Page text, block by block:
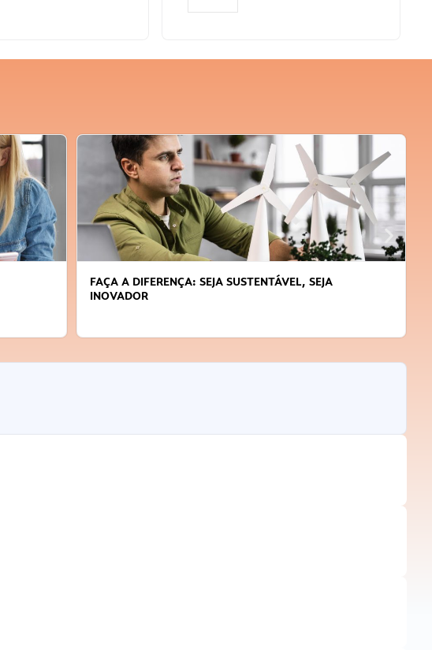
FAÇA A DIFERENÇA: SEJA SUSTENTÁVEL, SEJA
INOVADOR